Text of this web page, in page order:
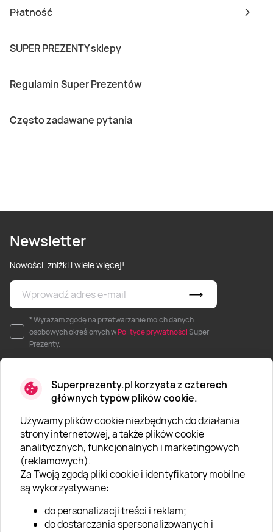
Superprezenty.pl korzysta z czterech
głównych typów plików cookie.
Używamy plików cookie niezbędnych do działania
strony internetowej, a także plików cookie
analitycznych, funkcjonalnych i marketingowych
(reklamowych).
Za Twoją zgodą pliki cookie i identyfikatory mobilne
są wykorzystywane:
do personalizacji treści i reklam;
do dostarczania spersonalizowanych i
Płatność
SUPER PREZENTY sklepy
Regulamin Super Prezentów
Często zadawane pytania
Newsletter
Nowości, zniżki i wiele więcej!
* Wyrażam zgodę na przetwarzanie moich danych
osobowych określonych wPolityce prywatnościSuper
Prezenty.
O SUPERPREZENTY
O nas
Aktualności
Kariera w Super Prezentach